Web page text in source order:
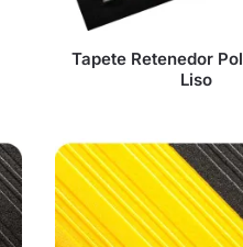
Tapete Retenedor
Liso